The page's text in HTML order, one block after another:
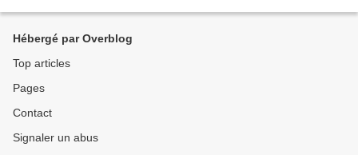
Hébergé par Overblog
Top articles
Pages
Contact
Signaler un abus